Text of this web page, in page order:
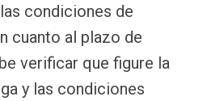
condiciones de
cuanto al plazo de
verificar que figure la
y las condiciones